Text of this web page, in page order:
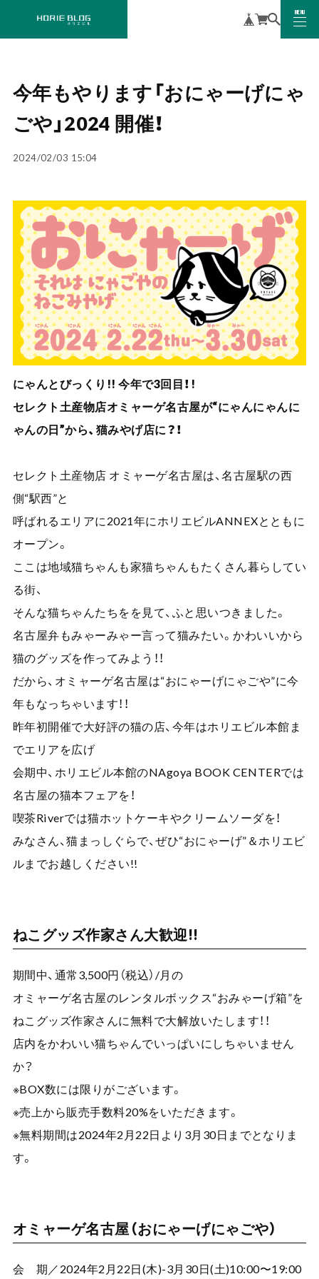
MENU
CLOSE
今年もやります「おにゃーげにゃ
ごや」2024 開催！
2024/02/03 15:04
にゃんとびっくり!! 今年で3回目！!
セレクト土産物店オミャーゲ名古屋が“にゃんにゃんに
ゃんの日”から、猫みやげ店に？！
セレクト土産物店 オミャーゲ名古屋は、名古屋駅の西
側“駅西”と
呼ばれるエリアに2021年にホリエビルANNEXとともに
オープン。
ここは地域猫ちゃんも家猫ちゃんもたくさん暮らしてい
る街、
そんな猫ちゃんたちをを見て、ふと思いつきました。
名古屋弁もみゃーみゃー言って猫みたい。かわいいから
猫のグッズを作ってみよう！！
だから、オミャーゲ名古屋は“おにゃーげにゃごや”に今
年もなっちゃいます！！
昨年初開催で大好評の猫の店、今年はホリエビル本館ま
でエリアを広げ
会期中、ホリエビル本館のNAgoya BOOK CENTERでは
名古屋の猫本フェアを！
喫茶Riverでは猫ホットケーキやクリームソーダを！
みなさん、猫まっしぐらで、ぜひ“おにゃーげ”＆ホリエビ
ルまでお越しください!!
ねこグッズ作家さん大歓迎!!
期間中、通常3,500円（税込）/月の
オミャーゲ名古屋のレンタルボックス“おみゃーげ箱”を
ねこグッズ作家さんに無料で大解放いたします！！
店内をかわいい猫ちゃんでいっぱいにしちゃいません
か？
※BOX数には限りがございます。
※売上から販売手数料20%をいただきます。
※無料期間は2024年2月22日より3月30日までとなりま
す。
オミャーゲ名古屋（おにゃーげにゃごや）
会 期／2024年2月22日(木)-3月30日(土)10:00〜19:00